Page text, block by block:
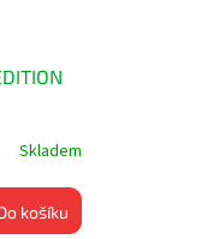
Skladem
košíku